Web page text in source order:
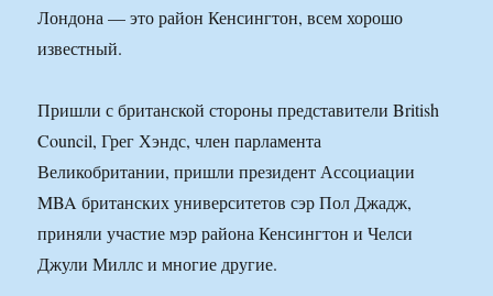
Лондона — это район Кенсингтон, всем хорошо
известный.
Пришли с британской стороны представители British
Council, Грег Хэндс, член парламента
Великобритании, пришли президент Ассоциации
MBA британских университетов сэр Пол Джадж,
приняли участие мэр района Кенсингтон и Челси
Джули Миллс и многие другие.